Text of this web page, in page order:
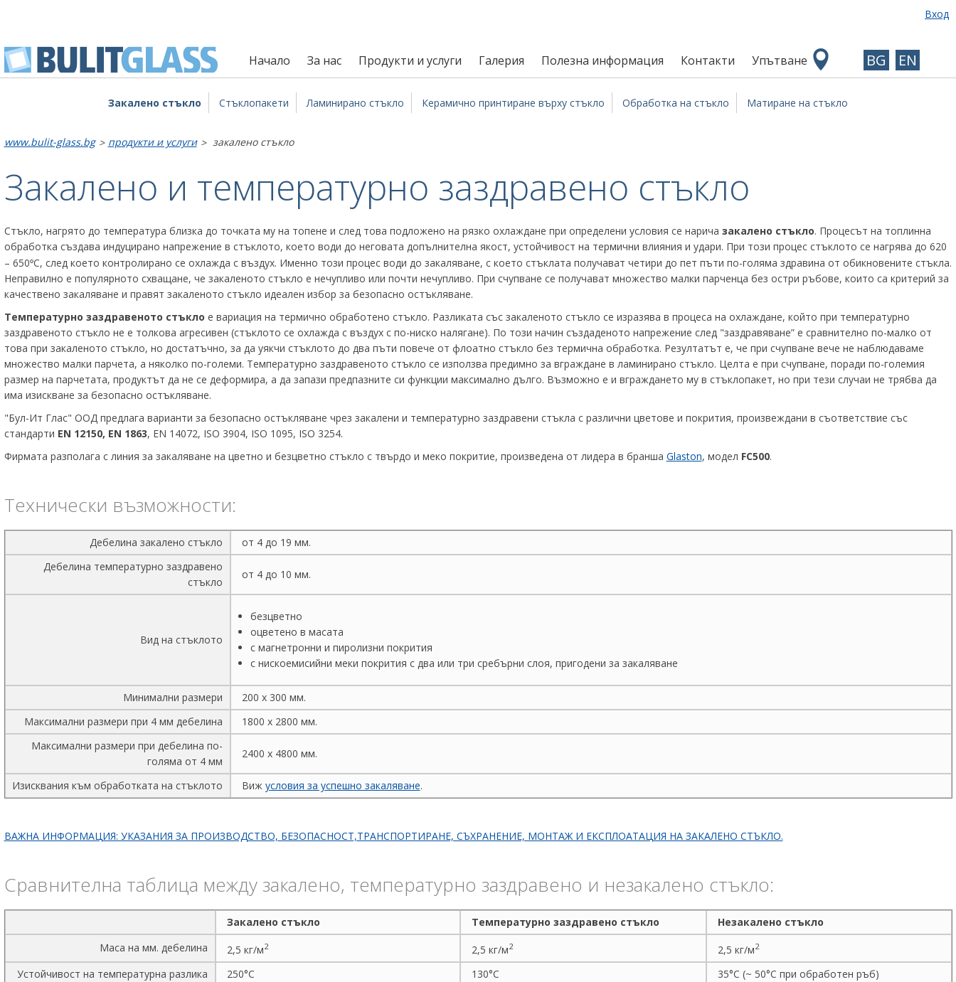
Вход
Начало За нас Продукти и услуги Галерия Полезна информация Контакти Упътване BG EN
Закалено стъкло Стъклопакети Ламинирано стъкло Керамично принтиране върху стъкло Обработка на стъкло Матиране на стъкло
www.bulit-glass.bg > продукти и услуги > закалено стъкло
Закалено и температурно заздравено стъкло
Стъкло, нагрято до температура близка до точката му на топене и след това подложено на рязко охлаждане при определени условия се нарича закалено стъкло. Процесът на топлинна
обработка създава индуцирано напрежение в стъклото, което води до неговата допълнителна якост, устойчивост на термични влияния и удари. При този процес стъклото се нагрява до 620
– 650°С, след което контролирано се охлажда с въздух. Именно този процес води до закаляване, с което стъклата получават четири до пет пъти по-голяма здравина от обикновените стъкла.
Неправилно е популярното схващане, че закаленото стъкло е нечупливо или почти нечупливо. При счупване се получават множество малки парченца без остри ръбове, които са критерий за
качествено закаляване и правят закаленото стъкло идеален избор за безопасно остъкляване.
Температурно заздравеното стъкло е вариация на термично обработено стъкло. Разликата със закаленото стъкло се изразява в процеса на охлаждане, който при температурно
заздравеното стъкло не е толкова агресивен (стъклото се охлажда с въздух с по-ниско налягане). По този начин създаденото напрежение след "заздравяване” е сравнително по-малко от
това при закаленото стъкло, но достатъчно, за да уякчи стъклото до два пъти повече от флоатно стъкло без термична обработка. Резултатът е, че при счупване вече не наблюдаваме
множество малки парчета, а няколко по-големи. Температурно заздравеното стъкло се използва предимно за вграждане в ламинирано стъкло. Целта е при счупване, поради по-големия
размер на парчетата, продуктът да не се деформира, а да запази предпазните си функции максимално дълго. Възможно е и вграждането му в стъклопакет, но при тези случаи не трябва да
има изискване за безопасно остъкляване.
"Бул-Ит Глас" ООД предлага варианти за безопасно остъкляване чрез закалени и температурно заздравени стъкла с различни цветове и покрития, произвеждани в съответствие със
стандарти EN 12150, EN 1863, EN 14072, ISO 3904, ISO 1095, ISO 3254.
Фирмата разполага с линия за закаляване на цветно и безцветно стъкло с твърдо и меко покритие, произведена от лидера в бранша Glaston, модел FC500.
Технически възможности:
Дебелина закалено стъкло
от 4 до 19 мм.
Дебелина температурно заздравено
стъкло
от 4 до 10 мм.
Вид на стъклото
безцветно
оцветено в масата
с магнетронни и пиролизни покрития
с нискоемисийни меки покрития с два или три сребърни слоя, пригодени за закаляване
Минимални размери
200 x 300 мм.
Максимални размери при 4 мм дебелина
1800 x 2800 мм.
Максимални размери при дебелина по-
голяма от 4 мм
2400 x 4800 мм.
Изисквания към обработката на стъклото Виж условия за успешно закаляване.
ВАЖНА ИНФОРМАЦИЯ: УКАЗАНИЯ ЗА ПРОИЗВОДСТВО, БЕЗОПАСНОСТ,ТРАНСПОРТИРАНЕ, СЪХРАНЕНИЕ, МОНТАЖ И ЕКСПЛОАТАЦИЯ НА ЗАКАЛЕНО СТЪКЛО.
Сравнителна таблица между закалено, температурно заздравено и незакалено стъкло:
Закалено стъкло Температурно заздравено стъкло
Незакалено стъкло
Маса на мм. дебелина
2,5 кг/м2 2,5 кг/м2 2,5 кг/м2
Устойчивост на температурна разлика 250°C 130°C
35°C (~ 50°C при обработен ръб)